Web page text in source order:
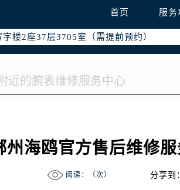
首页 服务
国际中心写字楼D座11层1102室（需提前
融中心写字楼26层2603室（需提前预约
楼2座37层3705室（需提前预约）
广场写字楼8层806室（需提前预约）
中心写字楼5号楼10层1008室（需提前预
字楼1号楼18层1803室（需提前预约）
中心东塔写字楼（华润万象城）17层
场办公楼20层2009室（需提前预约）
州海鸥官方售后维修
阅读：（次） 分享到